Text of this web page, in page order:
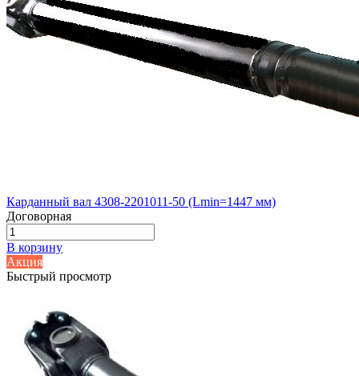
Карданный вал 4308-2201011-50 (Lmin=1447 мм)
Договорная
В корзину
Акция
Быстрый просмотр